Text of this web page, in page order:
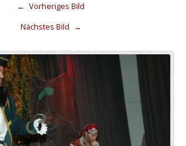
← Vorheriges Bild
Nächstes Bild →